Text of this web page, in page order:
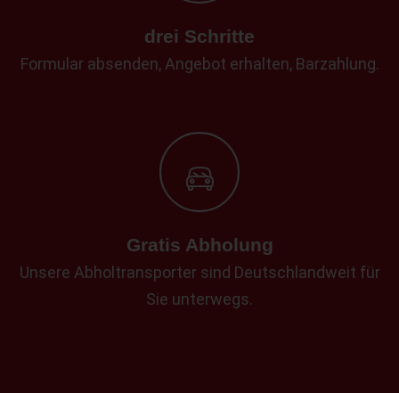
drei Schritte
Formular absenden, Angebot erhalten, Barzahlung.
Gratis Abholung
Unsere Abholtransporter sind Deutschlandweit für
Sie unterwegs.